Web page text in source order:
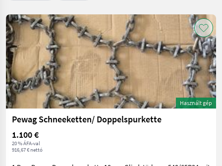
Használt gép
Pewag Schneeketten/ Doppelspurkette
1.100 €
20 % ÁFA-val
916,67 € nettó